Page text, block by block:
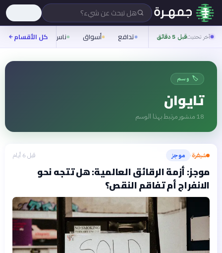
هل تبحث عن شيء؟
آخر تحديثقبل 5 دقائق تدافع أسواق ناس روح
كل الأقسام
🏷️ وسم
تايوان
18 منشور مرتبط بهذا الوسم
شيفرة› موجز قبل 6 أيام
موجز: أزمة الرقائق العالمية: هل تتجه نحو
الانفراج أم تفاقم النقص؟